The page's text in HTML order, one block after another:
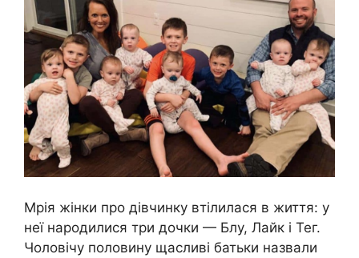
Мрія жінки про дівчинку втілилася в життя: у
неї народилися три дочки — Блу, Лайк і Тег.
Чоловічу половину щасливі батьки назвали